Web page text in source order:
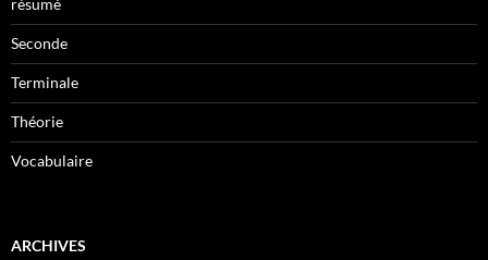
Seconde
Terminale
Théorie
Vocabulaire
ARCHIVES